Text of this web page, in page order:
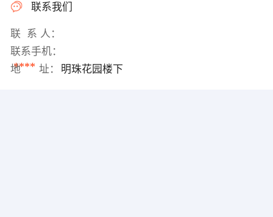
联系我们
联 系 人：
联系手机：
****
地 址： 明珠花园楼下